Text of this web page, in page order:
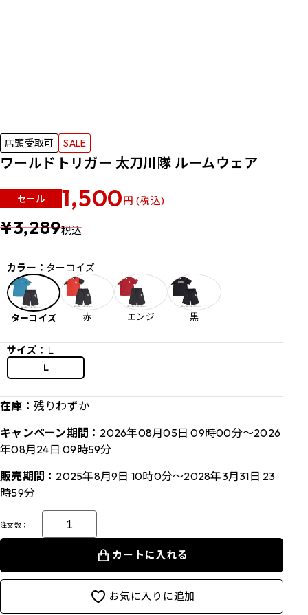
店頭受取可 SALE
ワールドトリガー 太刀川隊 ルームウェア
セール 1,500円 (税込)
¥3,289税込
カラー： ターコイズ
ターコイズ 赤 エンジ 黒
サイズ： Ｌ
Ｌ
在庫： 残りわずか
キャンペーン期間： 2026年08月05日 09時00分～2026
年08月24日 09時59分
販売期間： 2025年8月9日 10時0分～2028年3月31日 23
時59分
注文数：
カートに入れる
お気に入りに追加